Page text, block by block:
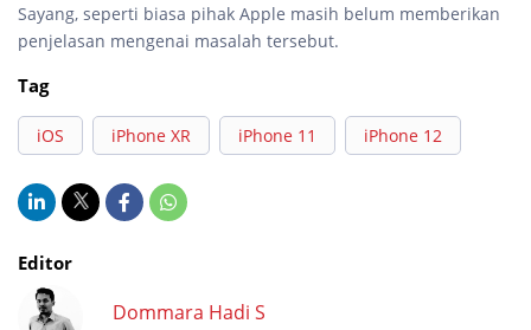
Sayang, seperti biasa pihak Apple masih belum memberikan
penjelasan mengenai masalah tersebut.
Tag
iOS iPhone XR iPhone 11 iPhone 12
Editor
Dommara Hadi S